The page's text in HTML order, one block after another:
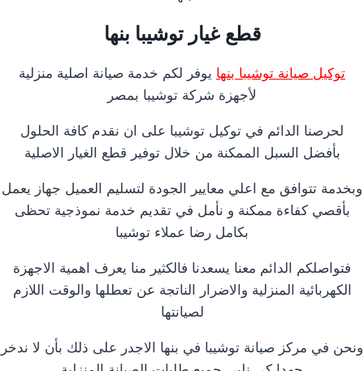
قطع غيار توشيبا بنها
توكيل صيانة توشيبا بنها يوفر لكم خدمة صيانة اصلية منزلية
لأجهزة شركة توشيبا بمصر
لحرصنا الدائم في توكيل توشيبا على ان نقدم كافة الحلول
بأفضل السبل الممكنة من خلال توفير قطع الغيار الاصلية
وبخدمة تتوافق مع اعلي معايير الجودة لتسليم العميل جهاز يعمل
بأقصي كفاءة ممكنة و نأمل في تقديم خدمة نموذجية تحظى
بكامل رضا عملاء توشيبا
فتواصلكم الدائم معنا يسعدنا فالكثير منا يعرف اهمية الاجهزة
الكهربائية المنزلية والاضرار الناتجة عن تعطلها والوقت اللازم
لصيانتها
ونحن في مركز صيانة توشيبا في بنها الاجدر على ذلك بأن لا ندخر